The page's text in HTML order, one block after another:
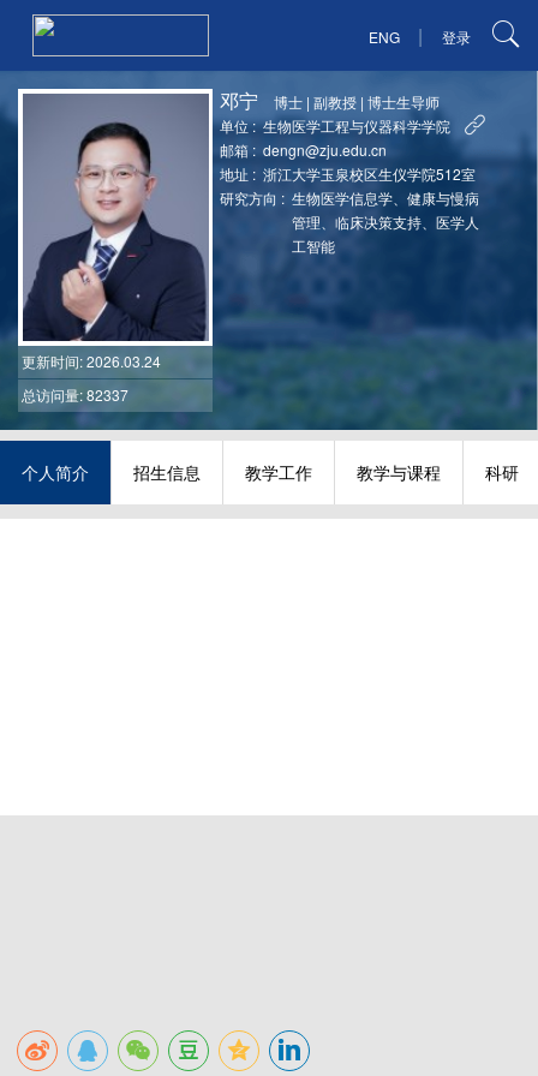
ENG | 登录
更新时间: 2026.03.24
总访问量: 82337
邓宁 博士 |副教授 |博士生导师
单位 : 生物医学工程与仪器科学学院
邮箱 : dengn@zju.edu.cn
地址 : 浙江大学玉泉校区生仪学院512室
研究方向 : 生物医学信息学、健康与慢病
管理、临床决策支持、医学人
工智能
个人简介 招生信息 教学工作 教学与课程 科研